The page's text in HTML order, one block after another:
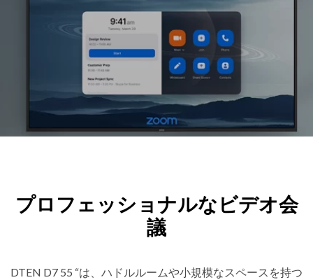
プロフェッショナルなビデオ会
議
DTEN D7 55 “は、ハドルルームや小規模なスペースを持つ